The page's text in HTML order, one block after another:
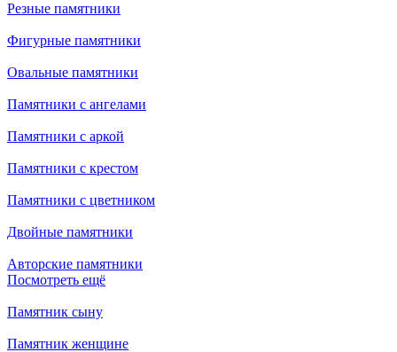
Резные памятники
Фигурные памятники
Овальные памятники
Памятники с ангелами
Памятники с аркой
Памятники с крестом
Памятники с цветником
Двойные памятники
Авторские памятники
Посмотреть ещё
Памятник сыну
Памятник женщине